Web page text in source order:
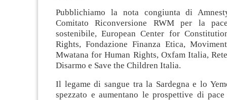
Pubblichiamo la nota congiunta di
Comitato Riconversione RWM per la
sostenibile, European Center for
Rights, Fondazione Finanza Etica,
Mwatana for Human Rights, Oxfam Italia,
Disarmo e Save the Children Italia.
Il legame di sangue tra la Sardegna e lo
spezzato e aumentano le prospettive di